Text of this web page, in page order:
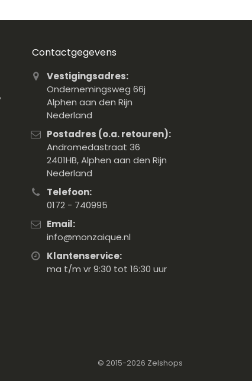
Contactgegevens
Vestigingsadres:
Ondernemingsweg 66j
Alphen aan den Rijn
Nederland
Postadres (o.a. retouren):
Andromedastraat 36
2401HB, Alphen aan den Rijn
Nederland
Telefoon:
0172 - 740995
Email:
info@monzaique.nl
Klantenservice:
ma t/m vr 9:30 tot 16:30 uur
© 2015-2026 Zelshops